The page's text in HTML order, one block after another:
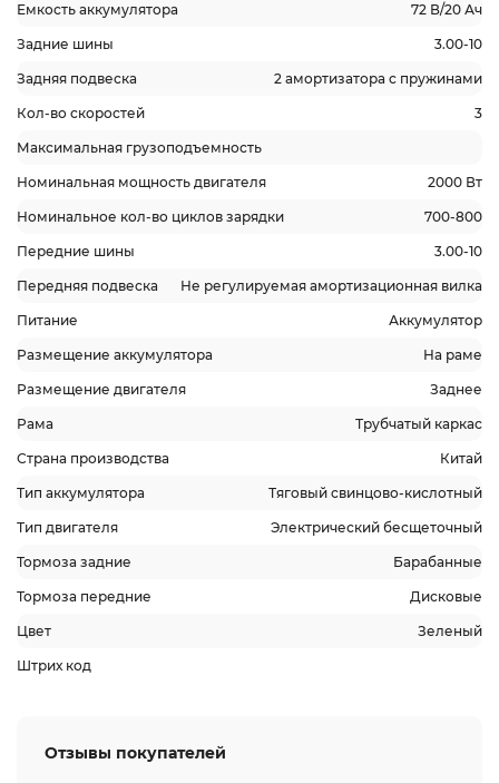
Емкость аккумулятора 72 В/20 Ач
Задние шины 3.00-10
Задняя подвеска 2 амортизатора с пружинами
Кол-во скоростей 3
Максимальная грузоподъемность
Номинальная мощность двигателя 2000 Вт
Номинальное кол-во циклов зарядки 700-800
Передние шины 3.00-10
Передняя подвеска Не регулируемая амортизационная вилка
Питание Аккумулятор
Размещение аккумулятора На раме
Размещение двигателя Заднее
Рама Трубчатый каркас
Страна производства Китай
Тип аккумулятора Тяговый свинцово-кислотный
Тип двигателя Электрический бесщеточный
Тормоза задние Барабанные
Тормоза передние Дисковые
Цвет Зеленый
Штрих код
Отзывы покупателей